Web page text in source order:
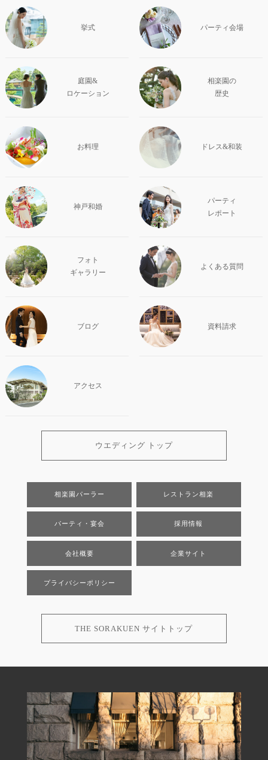
挙式 パーティ会場
庭園&
ロケーション
相楽園の
歴史
お料理 ドレス&和装
神戸和婚
パーティ
レポート
フォト
ギャラリー
よくある質問
ブログ 資料請求
アクセス
ウエディング トップ
相楽園パーラー レストラン相楽
パーティ・宴会 採用情報
会社概要 企業サイト
プライバシーポリシー
THE SORAKUEN サイトトップ